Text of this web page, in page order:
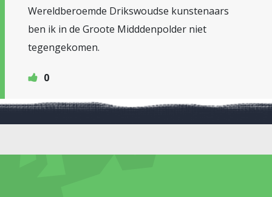
Wereldberoemde Drikswoudse kunstenaars
ben ik in de Groote Midddenpolder niet
tegengekomen.
0